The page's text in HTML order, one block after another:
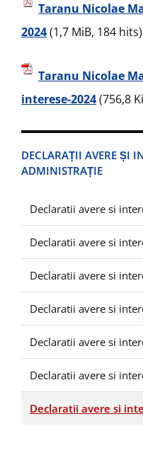
Taranu Nicolae
2024(1,7 MiB, 184 hits)
Taranu Nicolae
interese-2024(756,8
DECLARAȚII AVERE ȘI
ADMINISTRAȚIE
Declaratii avere si
Declaratii avere si
Declaratii avere si
Declaratii avere si
Declaratii avere si
Declaratii avere si
Declaratii avere si